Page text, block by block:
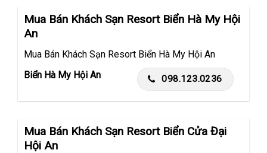
Mua Bán Khách Sạn Resort Biển Hà My Hội
An
Mua Bán Khách Sạn Resort Biển Hà My Hội An
Biển Hà My Hội An
098.123.0236
Mua Bán Khách Sạn Resort Biển Cửa Đại
Hội An